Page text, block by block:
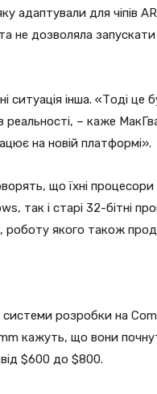
адаптували для чіпів
не дозволяла
ситуація інша. «Тоді
реальності, – каже
на новій платформі».
що їхні
так і старі 32-бітні
роботу якого також
системи розробки на
кажуть, що вони
від $600 до $800.